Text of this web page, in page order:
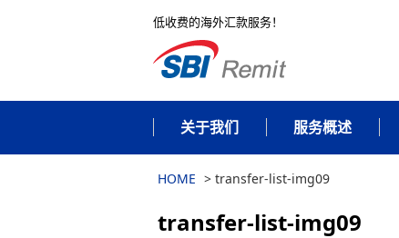
低收费的海外汇款服务！
关于我们 服务概述
HOME > transfer-list-img09
transfer-list-img09